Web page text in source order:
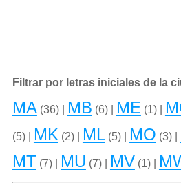
Filtrar por letras iniciales de la
MA(36) | MB (6) | ME (1) |
(5) | MK (2) | ML(5) | MO (3) |
MT (7) | MU (7) | MV (1) |